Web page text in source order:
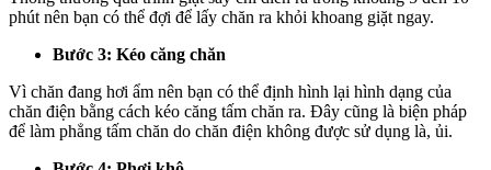
phút nên bạn có thể đợi để lấy chăn ra khỏi khoang giặt ngay.
Bước 3: Kéo căng chăn
Vì chăn đang hơi ẩm nên bạn có thể định hình lại hình dạng của
chăn điện bằng cách kéo căng tấm chăn ra. Đây cũng là biện pháp
để làm phẳng tấm chăn do chăn điện không được sử dụng là, ủi.